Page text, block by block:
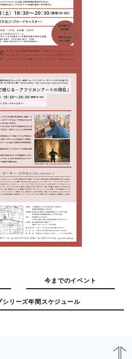
今までのイベント
シリーズ年間スケジュール